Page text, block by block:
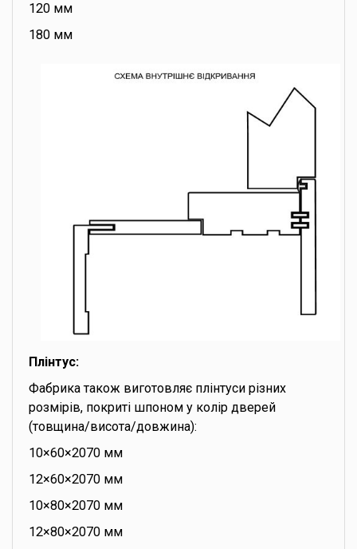
120 мм
180 мм
Плінтус:
Фабрика також виготовляє плінтуси різних
розмірів, покриті шпоном у колір дверей
(товщина/висота/довжина):
10×60×2070 мм
12×60×2070 мм
10×80×2070 мм
12×80×2070 мм